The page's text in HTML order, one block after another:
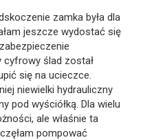
zamka była dla
jeszcze wydostać się
cyfrowy ślad został
się na ucieczce.
niewielki hydrauliczny
pod wyściółką. Dla wielu
ale właśnie ta
pompować